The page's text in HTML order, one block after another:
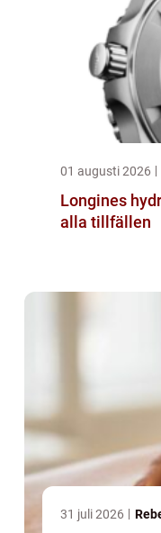
01 augusti 2026
Longines
alla tillfällen
31 juli 2026